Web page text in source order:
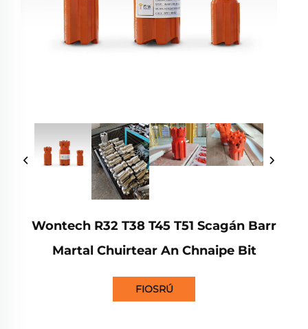
Wontech R32 T38 T45 T51 Scagán Barr
Martal Chuirtear An Chnaipe Bit
FIOSRÚ